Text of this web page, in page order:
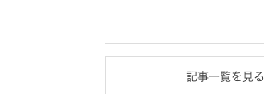
記事一覧を見る